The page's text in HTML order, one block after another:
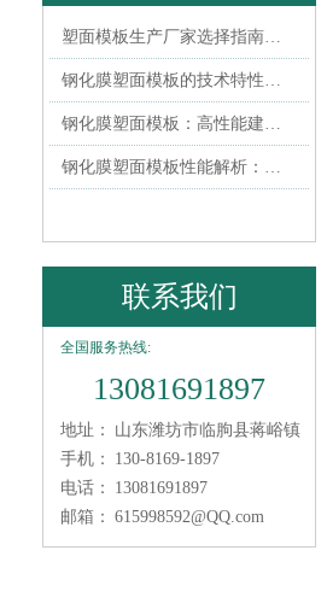
塑面模板生产厂家选择指南…
钢化膜塑面模板的技术特性…
钢化膜塑面模板：高性能建…
钢化膜塑面模板性能解析：…
联系我们
全国服务热线:
13081691897
地址：
山东潍坊市临朐县蒋峪镇
手机：
130-8169-1897
电话：
13081691897
邮箱： 615998592@QQ.com